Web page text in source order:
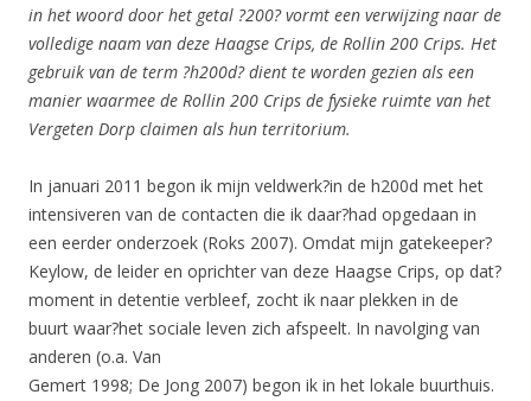
in het woord door het getal ?200? vormt een verwijzing naar de
volledige naam van deze Haagse Crips, de Rollin 200 Crips. Het
gebruik van de term ?h200d? dient te worden gezien als een
manier waarmee de Rollin 200 Crips de fysieke ruimte van het
Vergeten Dorp claimen als hun territorium.
In januari 2011 begon ik mijn veldwerk?in de h200d met het
intensiveren van de contacten die ik daar?had opgedaan in
een eerder onderzoek (Roks 2007). Omdat mijn gatekeeper?
Keylow, de leider en oprichter van deze Haagse Crips, op dat?
moment in detentie verbleef, zocht ik naar plekken in de
buurt waar?het sociale leven zich afspeelt. In navolging van
anderen (o.a. Van
Gemert 1998; De Jong 2007) begon ik in het lokale buurthuis.